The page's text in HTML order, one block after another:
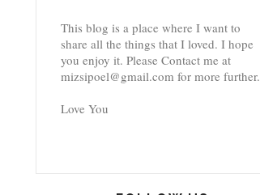
This blog is a place where I want to
share all the things that I loved. I hope
you enjoy it. Please Contact me at
mizsipoel@gmail.com for more further.
Love You